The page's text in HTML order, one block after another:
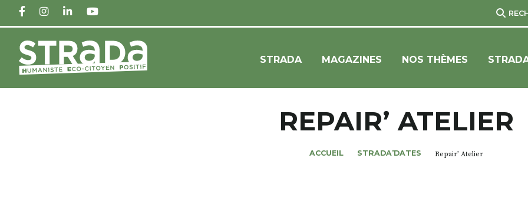
FACEBOOKINSTAGRAM
LINKEDINYOUTUBE
STRADA MAGAZINES NOS THÈMES
REPAIR’ ATELIER
ACCUEIL STRADA’DATES Repair’ Atelier